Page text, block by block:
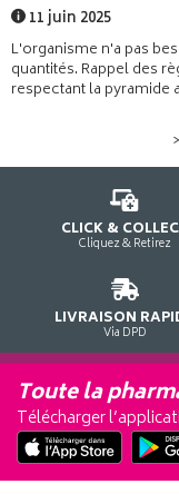
11 juin 2025
L'organisme n'a pas
quantités. Rappel des
respectant la pyramide
CLICK &
Cliquez & Retirez
LIVRAISON
Via DPD
Toute la
Télécharger